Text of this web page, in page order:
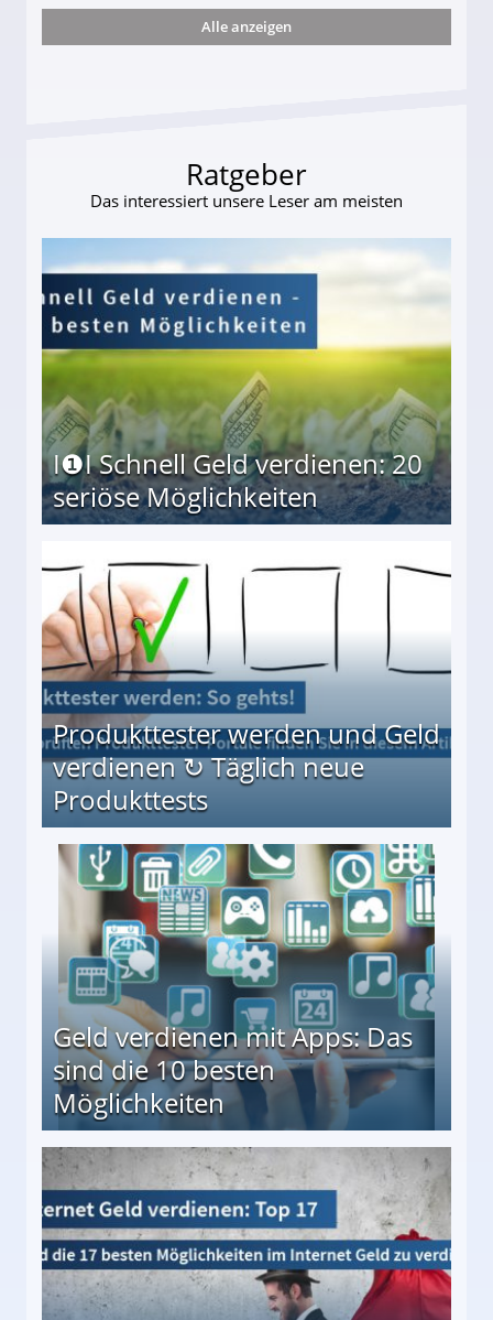
und wie viel?
Alle anzeigen
Ratgeber
Das interessiert unsere Leser am meisten
I❶I Schnell Geld verdienen: 20
seriöse Möglichkeiten
Produkttester werden und Geld
verdienen ↻ Täglich neue
Produkttests
↻ Täglich neue Produkttests
Geld verdienen mit Apps: Das
sind die 10 besten
Möglichkeiten
besten Möglichkeiten